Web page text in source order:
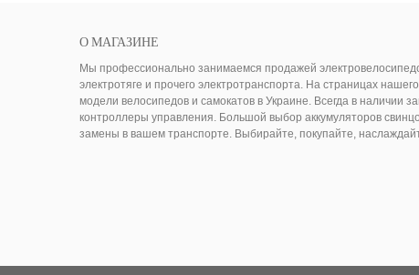
О МАГАЗИНЕ
Мы профессионально занимаемся продажей
электротяге и прочего электротранспорта. На страницах
модели велосипедов и самокатов в Украине. Всегда в наличии
контроллеры управления. Большой выбор аккумуляторов
замены в вашем транспорте. Выбирайте, покупайте,